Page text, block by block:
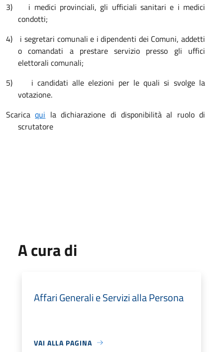
3)
i medici provinciali, gli ufficiali sanitari e i medici
condotti;
4)
i segretari comunali e i dipendenti dei Comuni, addetti
o comandati a prestare servizio presso gli uffici
elettorali comunali;
5)
i candidati alle elezioni per le quali si svolge la
votazione.
Scaricaqui la dichiarazione di disponibilità al ruolo di
scrutatore
A cura di
Affari Generali e Servizi alla Persona
VAI ALLA PAGINA